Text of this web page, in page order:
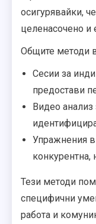
осигурявайки,
целенасочено и
Общите методи
Сесии за
предостави
Видео анализ
Упражнения в
конкурентна,
Тези методи
специфични
работа и